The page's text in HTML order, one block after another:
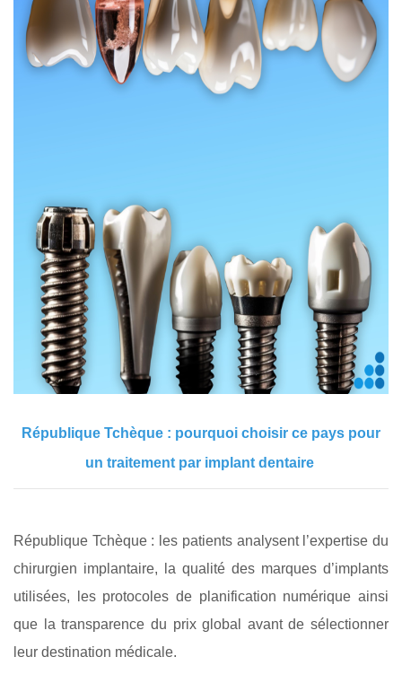
République Tchèque : pourquoi choisir ce pays pour
un traitement par implant dentaire
République Tchèque : les patients analysent l’expertise du
chirurgien implantaire, la qualité des marques d’implants
utilisées, les protocoles de planification numérique ainsi
que la transparence du prix global avant de sélectionner
leur destination médicale.